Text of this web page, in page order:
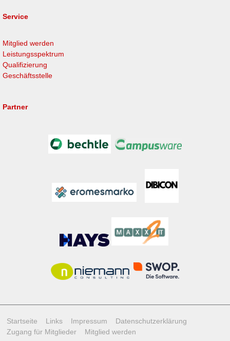
Service
Mitglied werden
Leistungsspektrum
Qualifizierung
Geschäftsstelle
Partner
Startseite Links Impressum
Datenschutzerklärung
Zugang für Mitglieder
Mitglied werden